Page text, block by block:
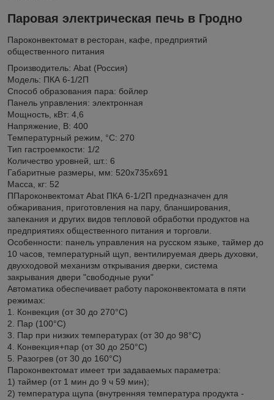
Паровая электрическая печь в Гродно
Пароконвектомат в ресторан, кафе, предприятий
общественного питания
Производитель: Abat (Россия)
Модель: ПКА 6-1/2П
Способ образования пара: бойлер
Панель управления: электронная
Мощность, кВт: 4,6
Напряжение, В: 400
Температурный режим, °C: 270
Тип гастроемкости: 1/2
Количество уровней, шт.: 6
Габаритные размеры, мм: 520х735х691
Масса, кг: 52
ППароконвектомат Abat ПКА 6-1/2П предназначен для
обжаривания, приготовления на пару, бланширования,
запекания и других видов тепловой обработки продуктов на
предприятиях общественного питания и торговли.
Особенности: панель управления на русском языке, таймер до
10 часов, температурный щуп, вентилируемая дверь духовки,
двухходовой механизм открывания дверки, система
закрывания двери "свободные руки"
Автоматика обеспечивает работу пароконвектомата в пяти
режимах:
1. Конвекция (от 30 до 270°С)
2. Пар (100°С)
3. Пар при низких температурах (от 30 до 98°С)
4. Конвекция+пар (от 30 до 250°С)
5. Разогрев (от 30 до 160°С)
Пароконвектомат имеет три задаваемых параметра:
1) таймер (от 1 мин до 9 ч 59 мин);
2) температура щупа (внутренняя температура продукта -